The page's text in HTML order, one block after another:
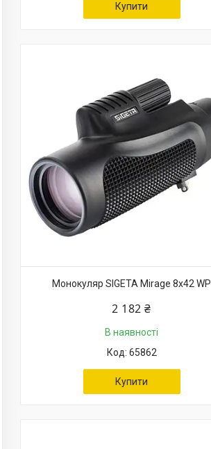
Купити
Монокуляр SIGETA Mirage 8x42 WP
2 182 ₴
В наявності
65862
Купити